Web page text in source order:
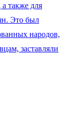
также для
Это был
народов,
заставляли